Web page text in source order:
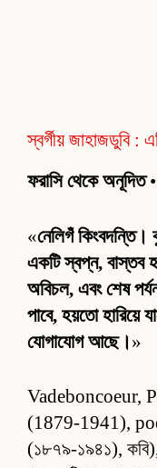
স্বর্গীয় জাহাজডুবি :
ফরাসি থেকে অনূদিত•
«নেলিগঁ
একটি স্বপ্ন, বাস্তব
অবিচল, এবং শেষ
পাবে, হয়তো হারিয়ে
যোগাযোগ আছে। »
Vadeboncoeur,
(1879-1941),
(১৮৭৯-১৯৪১),